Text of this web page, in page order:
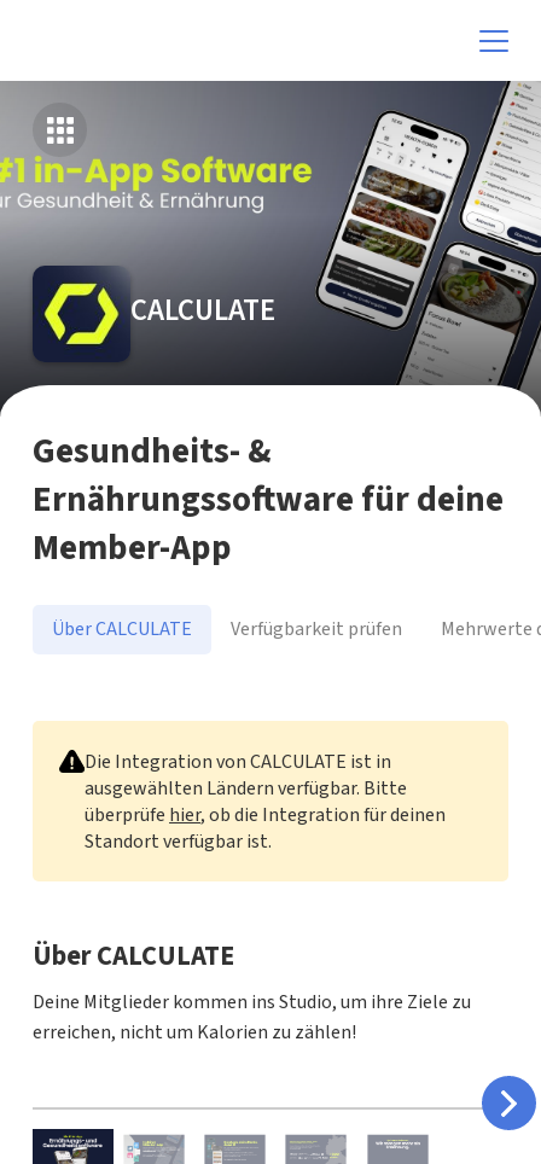
CALCULATE
Gesundheits- &
Ernährungssoftware für deine
Member-App
Über CALCULATE Verfügbarkeit prüfen Mehrwerte
Die Integration von CALCULATE ist in
ausgewählten Ländern verfügbar. Bitte
überprüfe hier, ob die Integration für deinen
Standort verfügbar ist.
Über CALCULATE
Deine Mitglieder kommen ins Studio, um ihre Ziele zu
erreichen, nicht um Kalorien zu zählen!